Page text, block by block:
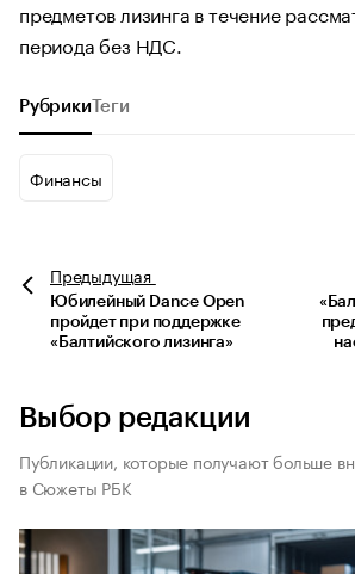
предметов лизинга в течение
периода без НДС.
Рубрики Теги
Финансы
Предыдущая
Юбилейный Dance Open
пройдет при поддержке
«Балтийского лизинга»
Выбор редакции
Публикации, которые получают больше
в Сюжеты РБК